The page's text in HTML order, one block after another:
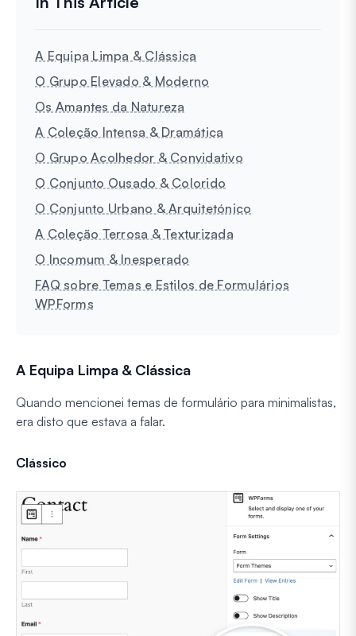
A Equipa Limpa & Clássica
O Grupo Elevado & Moderno
Os Amantes da Natureza
A Coleção Intensa & Dramática
O Grupo Acolhedor & Convidativo
O Conjunto Ousado & Colorido
O Conjunto Urbano & Arquitetónico
A Coleção Terrosa & Texturizada
O Incomum & Inesperado
FAQ sobre Temas e Estilos de Formulários
WPForms
A Equipa Limpa & Clássica
Quando mencionei temas de formulário para minimalistas,
era disto que estava a falar.
Clássico